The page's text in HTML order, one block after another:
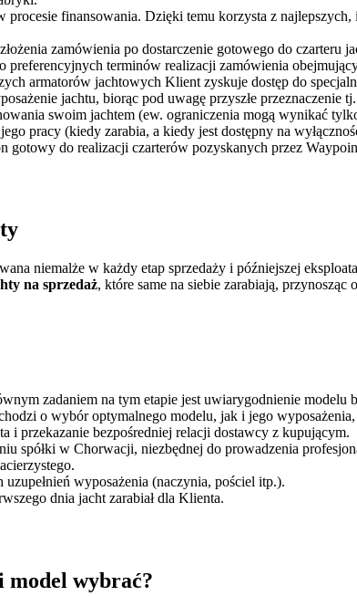
procesie finansowania. Dzięki temu korzysta z
zamówienia po dostarczenie gotowego do
terminów realizacji zamówienia
armatorów jachtowych Klient zyskuje dostęp do
jachtu, biorąc pod uwagę przyszłe przeznaczenie
swoim jachtem (ew. ograniczenia mogą wynikać
pracy (kiedy zarabia, a kiedy jest dostępny na
gotowy do realizacji czarterów pozyskanych przez
niemalże w każdy etap sprzedaży i późniejszej
na sprzedaż, które same na siebie zarabiają, przynosząc
zadaniem na tym etapie jest uwiarygodnienie
o wybór optymalnego modelu, jak i jego
i przekazanie bezpośredniej relacji dostawcy z kupującym.
spółki w Chorwacji, niezbędnej do prowadzenia
wyposażenia (naczynia, pościel itp.).
dnia jacht zarabiał dla Klienta.
model wybrać?